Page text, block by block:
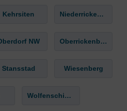
Kehrsiten Niederrickenbach
NW Oberrickenbach
Stansstad Wiesenberg
Wolfenschiessen